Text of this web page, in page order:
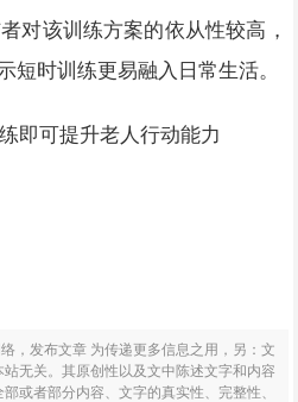
对该训练方案的依从性较高，
短时训练更易融入日常生活。
即可提升老人行动能力
，发布文章 为传递更多信息之用，另：文
无关。其原创性以及文中陈述文字和内容
或者部分内容、文字的真实性、完整性、